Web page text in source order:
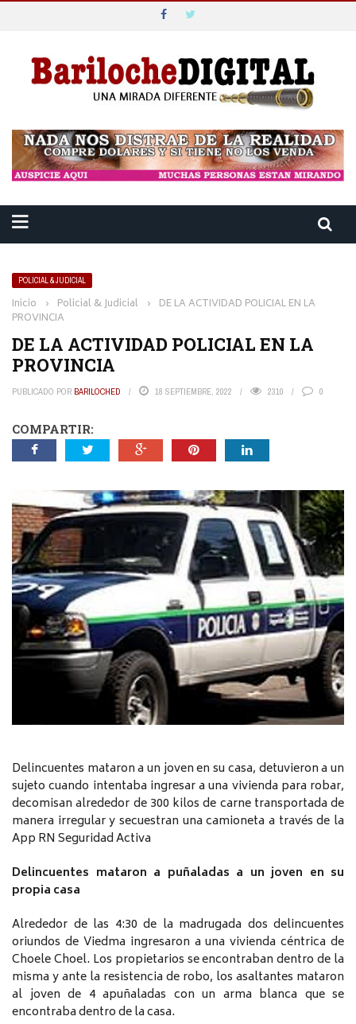
POLICIAL & JUDICIAL
Inicio › Policial & Judicial › DE LA ACTIVIDAD POLICIAL EN LA
PROVINCIA
DE LA ACTIVIDAD POLICIAL EN LA
PROVINCIA
PUBLICADO POR BARILOCHED 18 SEPTIEMBRE, 2022 2310 0
COMPARTIR:
Delincuentes mataron a un joven en su casa, detuvieron a un
sujeto cuando intentaba ingresar a una vivienda para robar,
decomisan alrededor de 300 kilos de carne transportada de
manera irregular y secuestran una camioneta a través de la
App RN Seguridad Activa
Delincuentes mataron a puñaladas a un joven en su
propia casa
Alrededor de las 4:30 de la madrugada dos delincuentes
oriundos de Viedma ingresaron a una vivienda céntrica de
Choele Choel. Los propietarios se encontraban dentro de la
misma y ante la resistencia de robo, los asaltantes mataron
al joven de 4 apuñaladas con un arma blanca que se
encontraba dentro de la casa.